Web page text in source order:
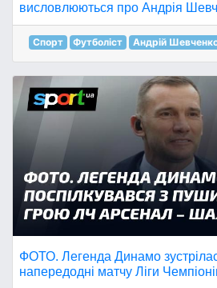
висловлюються про Андрія
Спорт Футболіст Андрій
ФОТО. Легенда Динамо
напередодні матчу Ліги